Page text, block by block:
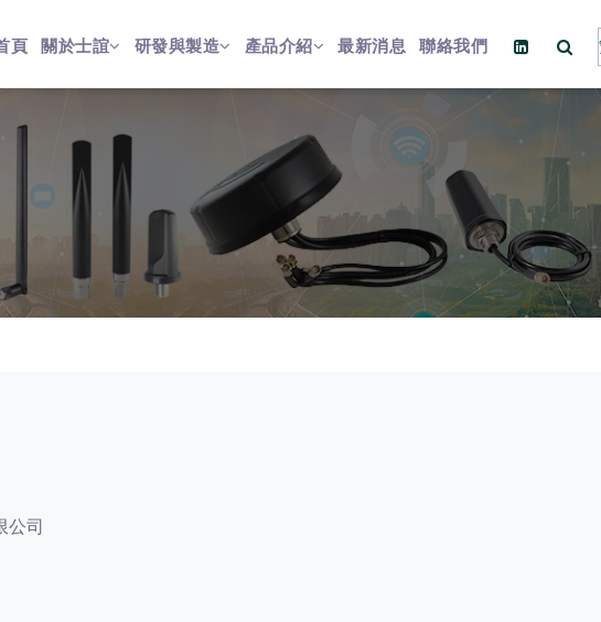
頁 關於士誼 研發與製造 產品介紹 最新消息 聯絡我們
公司